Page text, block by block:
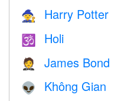
🧙 Harry Potter
🕉 Holi
🤵 James Bond
👽 Không Gian